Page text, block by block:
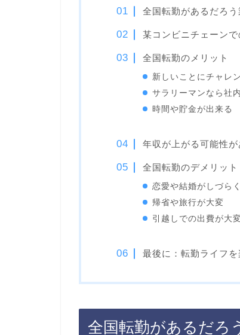
全国転勤があるだろ
某コンビニチェーン
全国転勤のメリット
新しいことにチャレ
サラリーマンなら社
時間や貯金が出来る
年収が上がる可能性が
全国転勤のデメリット
恋愛や結婚がしづら
帰省や旅行が大変
引越しでの出費が大変
最後に：転勤ライフ
全国転勤があるだろ